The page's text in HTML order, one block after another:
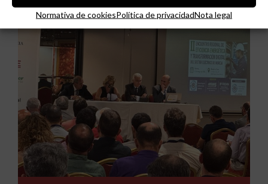
Normativa de cookiesPolítica de privacidadNota legal